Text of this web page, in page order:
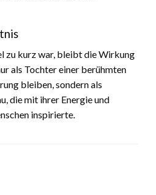
zu kurz war, bleibt die Wirkung
als Tochter einer berühmten
bleiben, sondern als
die mit ihrer Energie und
inspirierte.